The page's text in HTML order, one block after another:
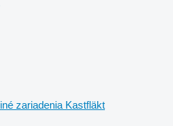
iné zariadenia Kastfläkt